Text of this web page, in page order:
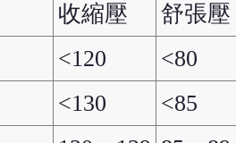
收縮壓 舒張壓
<120 <80
<130
<85